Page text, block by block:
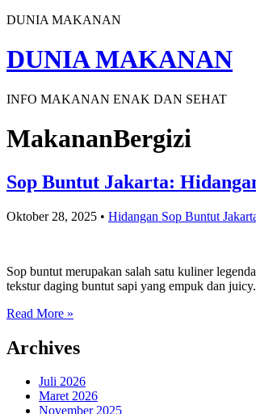
DUNIA MAKANAN
DUNIA MAKANAN
INFO MAKANAN ENAK DAN SEHAT
MakananBergizi
Sop Buntut Jakarta:
Oktober 28, 2025 • Hidangan Sop Buntut
Sop buntut merupakan salah satu kuliner
tekstur daging buntut sapi yang empuk dan
Read More »
Archives
Juli 2026
Maret 2026
November 2025